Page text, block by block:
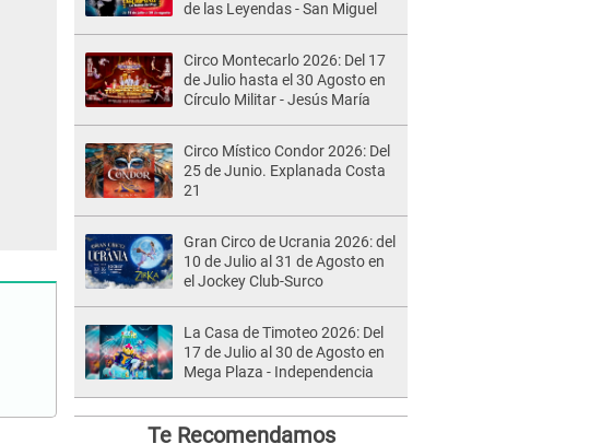
de las Leyendas - San Miguel
Circo Montecarlo 2026: Del 17
de Julio hasta el 30 Agosto en
Círculo Militar - Jesús María
Circo Místico Condor 2026: Del
25 de Junio. Explanada Costa
21
Gran Circo de Ucrania 2026: del
10 de Julio al 31 de Agosto en
el Jockey Club-Surco
La Casa de Timoteo 2026: Del
17 de Julio al 30 de Agosto en
Mega Plaza - Independencia
Te Recomendamos